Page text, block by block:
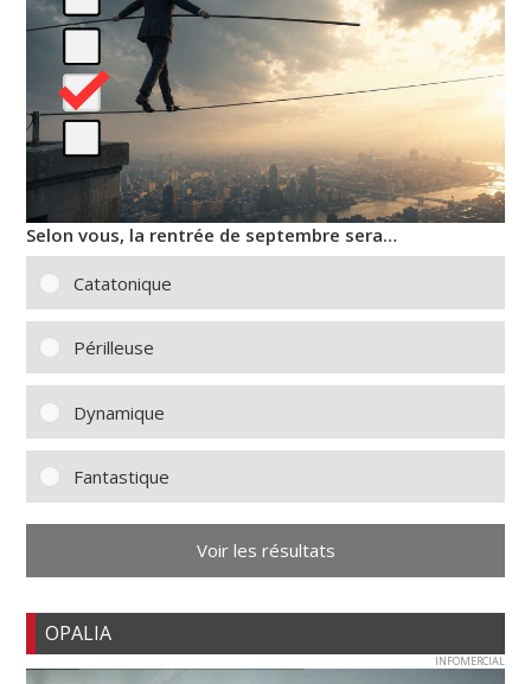
Selon vous, la rentrée de septembre sera…
Catatonique
Périlleuse
Dynamique
Fantastique
Voir les résultats
OPALIA
INFOMERCIAL